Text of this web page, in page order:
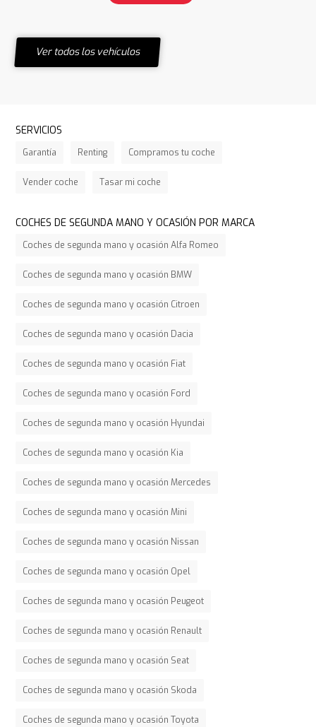
Ver todos los vehículos
SERVICIOS
Garantía Renting Compramos tu coche
Vender coche Tasar mi coche
COCHES DE SEGUNDA MANO Y OCASIÓN POR MARCA
Coches de segunda mano y ocasión Alfa Romeo
Coches de segunda mano y ocasión BMW
Coches de segunda mano y ocasión Citroen
Coches de segunda mano y ocasión Dacia
Coches de segunda mano y ocasión Fiat
Coches de segunda mano y ocasión Ford
Coches de segunda mano y ocasión Hyundai
Coches de segunda mano y ocasión Kia
Coches de segunda mano y ocasión Mercedes
Coches de segunda mano y ocasión Mini
Coches de segunda mano y ocasión Nissan
Coches de segunda mano y ocasión Opel
Coches de segunda mano y ocasión Peugeot
Coches de segunda mano y ocasión Renault
Coches de segunda mano y ocasión Seat
Coches de segunda mano y ocasión Skoda
Coches de segunda mano y ocasión Toyota